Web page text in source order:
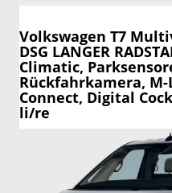
Volkswagen T7
DSG LANGER
Climatic,
Rückfahrkamera,
Connect, Digital
li/re